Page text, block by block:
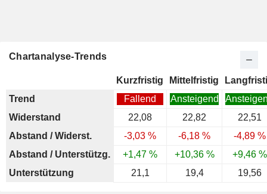
Chartanalyse-Trends
Kurzfristig Mittelfristig
Trend
Fallend Ansteigend
Widerstand
22,08 22,82
22,51
Abstand / Widerst.
-3,03 % -6,18 %
-4,89 %
Abstand / Unterstützg.
+1,47 % +10,36 %
+9,46 %
Unterstützung
21,1 19,4 19,56